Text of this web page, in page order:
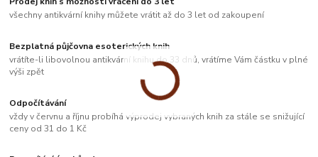
všechny antikvární knihy můžete vrátit až do 3 let od zakoupení
Bezplatná půjčovna esoterických knih
vrátíte-li libovolnou antikvární knihu do 33 dnů, vrátíme Vám částku v plné
výši zpět
Odpočítávání
vždy v červnu a říjnu probíhá výprodej vybraných knih za stále se snižující
ceny od 31 do 1 Kč